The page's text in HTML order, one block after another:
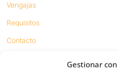
Gestionar
Vengajas
Requisitos
Contacto